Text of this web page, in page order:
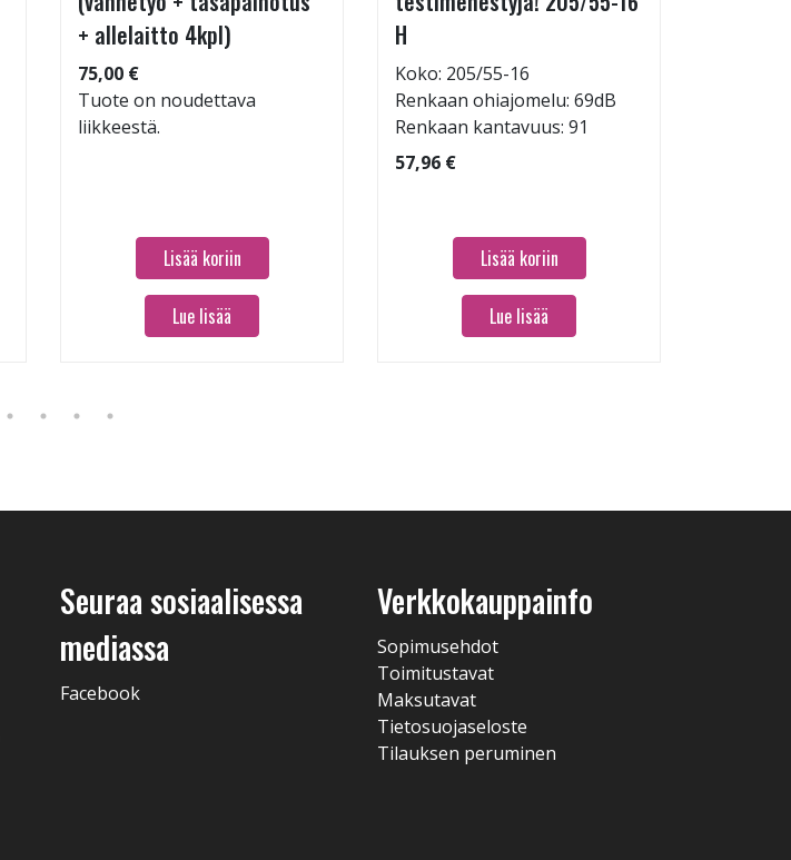
+ allelaitto 4kpl)
75,00 €
Tuote on noudettava
liikkeestä.
Lisää koriin
Lue lisää
H
Koko: 205/55-16
Renkaan ohiajomelu: 69dB
Renkaan kantavuus: 91
57,96 €
Lisää koriin
Lue lisää
Seuraa sosiaalisessa
mediassa
Facebook
Verkkokauppainfo
Sopimusehdot
Toimitustavat
Maksutavat
Tietosuojaseloste
Tilauksen peruminen